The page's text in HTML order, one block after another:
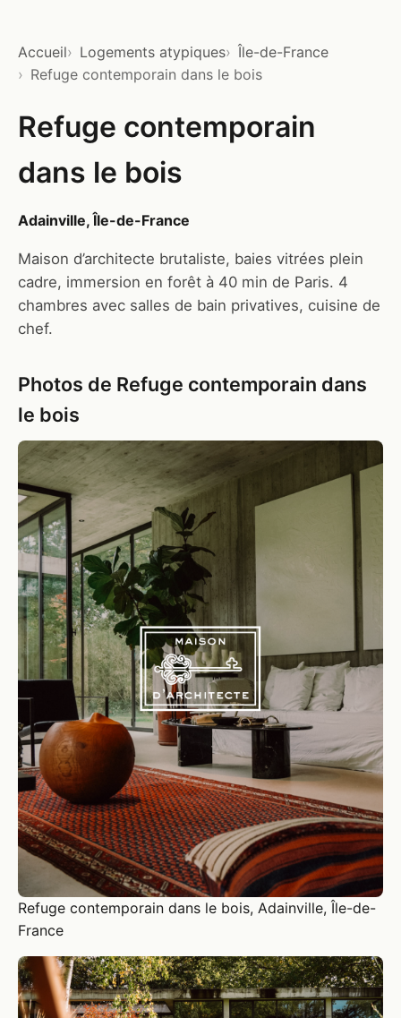
Accueil Logements atypiques
Île-de-France
Refuge contemporain dans le bois
Refuge contemporain
dans le bois
Adainville, Île-de-France
Maison d’architecte brutaliste, baies vitrées plein
cadre, immersion en forêt à 40 min de Paris. 4
chambres avec salles de bain privatives, cuisine de
chef.
Photos de Refuge contemporain dans
le bois
Refuge contemporain dans le bois, Adainville, Île-de-
France